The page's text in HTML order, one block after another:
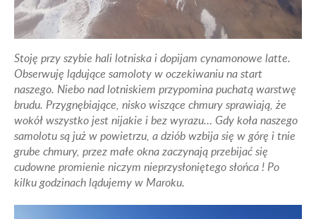
Stoję przy szybie hali lotniska i dopijam cynamonowe latte.
Obserwuję lądujące samoloty w oczekiwaniu na start
naszego. Niebo nad lotniskiem przypomina puchatą warstwę
brudu. Przygnębiające, nisko wiszące chmury sprawiają, że
wokół wszystko jest nijakie i bez wyrazu… Gdy koła naszego
samolotu są już w powietrzu, a dziób wzbija się w górę i tnie
grube chmury, przez małe okna zaczynają przebijać się
cudowne promienie niczym nieprzysłoniętego słońca ! Po
kilku godzinach lądujemy w Maroku.